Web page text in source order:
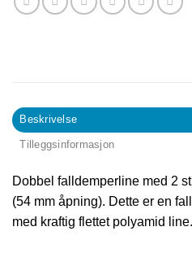
Beskrivelse
Tilleggsinformasjon
Dobbel falldemperline med 2
(54 mm åpning). Dette er en
med kraftig flettet polyamid